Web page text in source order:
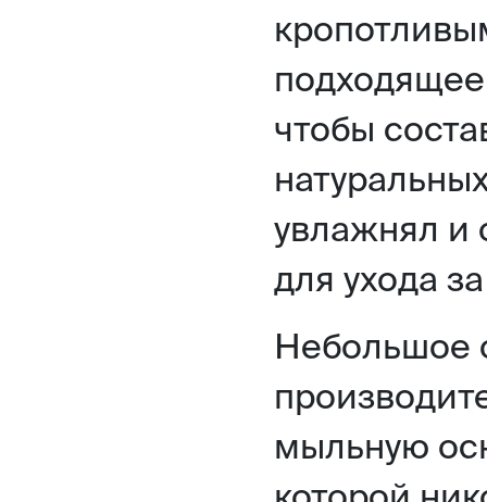
чтобы
увлажнял и
для ухода
Небольшое
мыльную